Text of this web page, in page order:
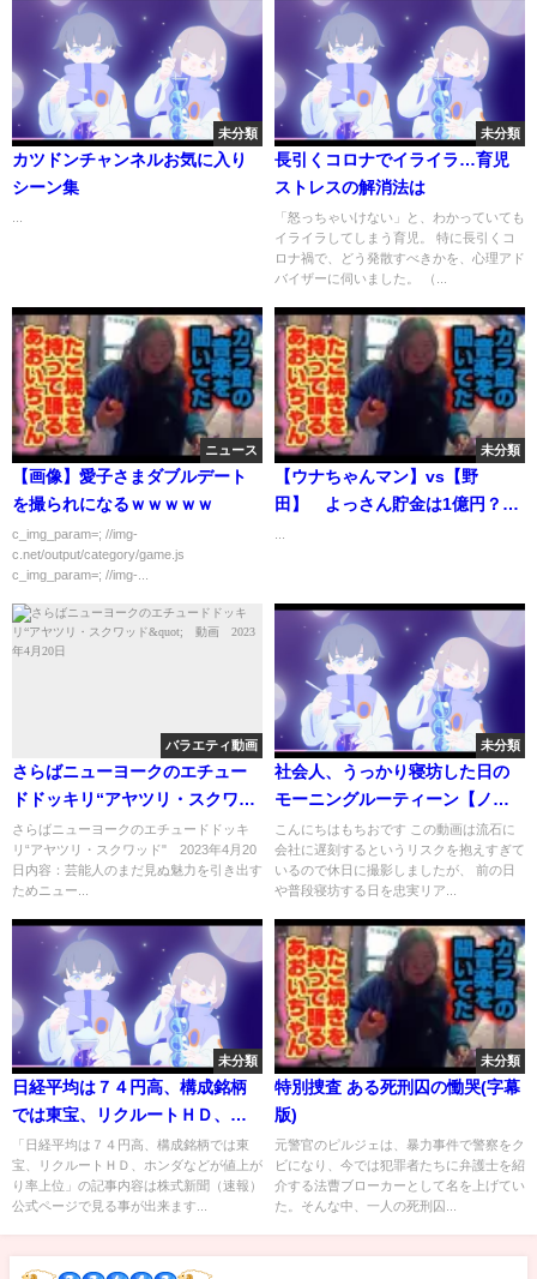
未分類
カツドンチャンネルお気に入り
シーン集
...
未分類
長引くコロナでイライラ…育児
ストレスの解消法は
「怒っちゃいけない」と、わかっていても
イライラしてしまう育児。 特に長引くコ
ロナ禍で、どう発散すべきかを、心理アド
バイザーに伺いました。 （...
ニュース
【画像】愛子さまダブルデート
を撮られになるｗｗｗｗｗ
c_img_param=; //img-
c.net/output/category/game.js
c_img_param=; //img-...
未分類
【ウナちゃんマン】vs【野
田】 よっさん貯金は1億円？
バラエティ動画
さらばニューヨークのエチュー
ドドッキリ“アヤツリ・スクワッ
ド&quot; 動画 2023年4月20
日
さらばニューヨークのエチュードドッキ
リ“アヤツリ・スクワッド" 2023年4月20
日内容：芸能人のまだ見ぬ魅力を引き出す
ためニュー...
未分類
社会人、うっかり寝坊した日の
モーニングルーティーン【ノー
カット.カメラ固定/morning
routine】
こんにちはもちおです この動画は流石に
会社に遅刻するというリスクを抱えすぎて
いるので休日に撮影しましたが、 前の日
や普段寝坊する日を忠実リア...
未分類
日経平均は７４円高、構成銘柄
では東宝、リクルートＨＤ、ホ
ンダなどが値上がり率上位
「日経平均は７４円高、構成銘柄では東
宝、リクルートＨＤ、ホンダなどが値上が
り率上位」の記事内容は株式新聞（速報）
公式ページで見る事が出来ます...
未分類
特別捜査 ある死刑囚の慟哭(字幕
版)
元警官のピルジェは、暴力事件で警察をク
ビになり、今では犯罪者たちに弁護士を紹
介する法曹ブローカーとして名を上げてい
た。そんな中、一人の死刑囚...